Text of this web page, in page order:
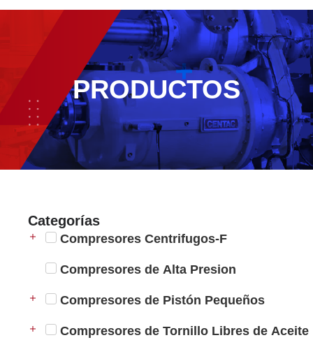
PRODUCTOS
Categorías
Compresores Centrifugos-F
Compresores de Alta Presion
Compresores de Pistón Pequeños
Compresores de Tornillo Libres de Aceite